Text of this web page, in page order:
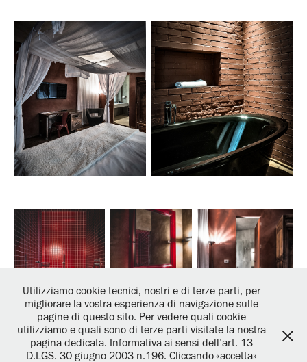
Utilizziamo cookie tecnici, nostri e di terze parti, per
migliorare la vostra esperienza di navigazione sulle
pagine di questo sito. Per vedere quali cookie
utilizziamo e quali sono di terze parti visitate la nostra
pagina dedicata. Informativa ai sensi dell’art. 13
D.LGS. 30 giugno 2003 n.196. Cliccando «accetta»